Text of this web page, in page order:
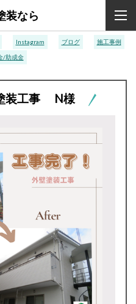
装なら
Instagram ブログ 施工事例
/助成金
装工事 N様